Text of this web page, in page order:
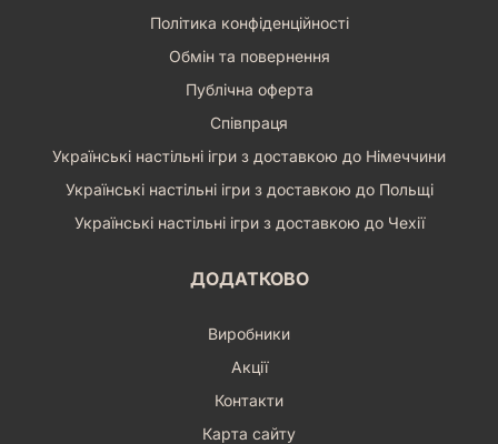
Політика конфіденційності
Обмін та повернення
Публічна оферта
Співпраця
Українські настільні ігри з доставкою до Німеччини
Українські настільні ігри з доставкою до Польщі
Українські настільні ігри з доставкою до Чехії
ДОДАТКОВО
Виробники
Акції
Контакти
Карта сайту